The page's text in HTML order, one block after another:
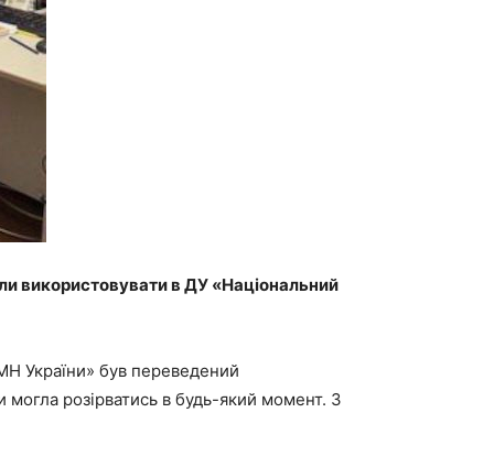
використовувати в ДУ «Національний
України» був переведений
могла розірватись в будь-який момент. З